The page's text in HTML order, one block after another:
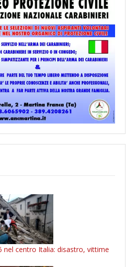
centro Italia: disastro, vittime